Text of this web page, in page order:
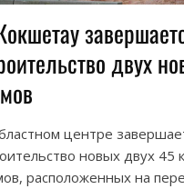
двух
центре
новых двух 45
расположенных на